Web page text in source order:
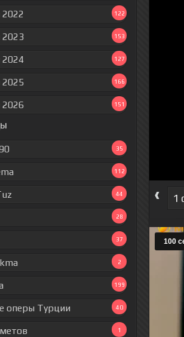
122
153
2024 127
166
151
35
112
44
28
37
2
199
оперы Турции 40
1
‹ 1